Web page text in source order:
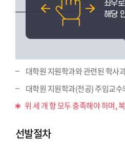
대학원 지원학과와 관련된 학사
대학원 지원학과(전공) 주임교수
위 세 개 항 모두 충족해야 하며,
선발절차